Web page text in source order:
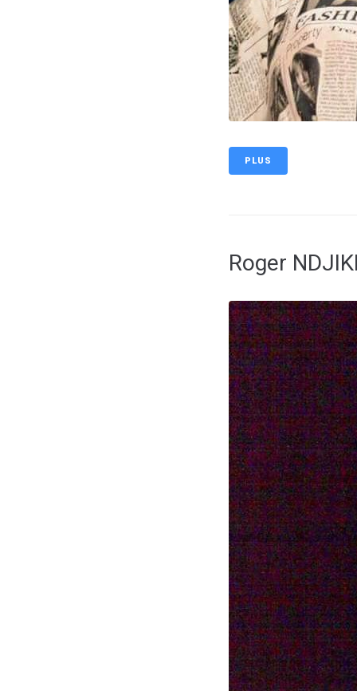
PLUS
Roger